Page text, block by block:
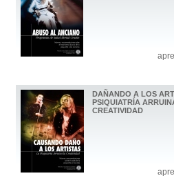
DAÑANDO A LOS
PSIQUIATRÍA
CREATIVIDAD